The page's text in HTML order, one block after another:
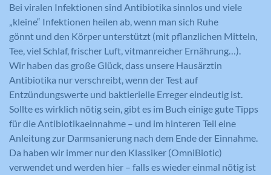
Bei viralen Infektionen sind Antibiotika sinnlos und viele
„kleine“ Infektionen heilen ab, wenn man sich Ruhe
gönnt und den Körper unterstützt (mit pflanzlichen Mitteln,
Tee, viel Schlaf, frischer Luft, vitmanreicher Ernährung…).
Wir haben das große Glück, dass unsere Hausärztin
Antibiotika nur verschreibt, wenn der Test auf
Entzündungswerte und baktierielle Erreger eindeutig ist.
Sollte es wirklich nötig sein, gibt es im Buch einige gute Tipps
für die Antibiotikaeinnahme – und im hinteren Teil eine
Anleitung zur Darmsanierung nach dem Ende der Einnahme.
Da haben wir immer nur den Klassiker (OmniBiotic)
verwendet und werden hier – falls es wieder einmal nötig ist